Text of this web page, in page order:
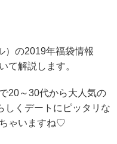
）の2019年福袋情報
て解説します。
20～30代から大人気の
しくデートにピッタリな
ゃいますね♡